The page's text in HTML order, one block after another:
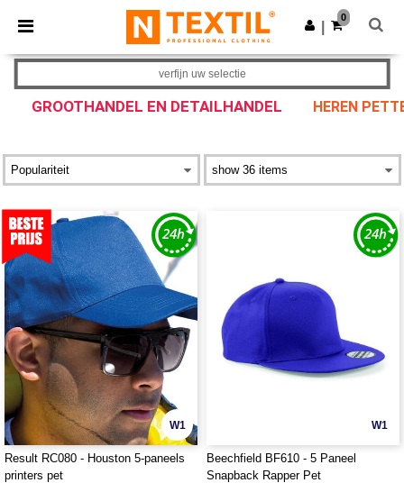
× Ntextil-app
Betere prijzen in de app!
Download app
0
GROOTHANDEL EN DETAILHANDEL HEREN
verfijn uw selectie
W1
Result RC080 - Houston 5-paneels
printers pet
W1
Beechfield BF610 - 5 Paneel
Snapback Rapper Pet